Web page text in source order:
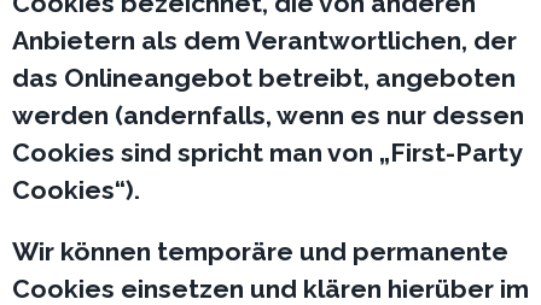
Anbietern als dem Verantwortlichen, der
das Onlineangebot betreibt, angeboten
werden (andernfalls, wenn es nur dessen
Cookies sind spricht man von „First-Party
Cookies“).
Wir können temporäre und permanente
Cookies einsetzen und klären hierüber im